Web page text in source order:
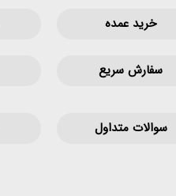
خرید عمده
سفارش سریع
سوالات متداول